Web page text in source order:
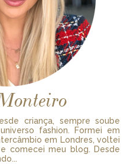
criança, sempre soube
fashion. Formei em
em Londres, voltei
comecei meu blog. Desde